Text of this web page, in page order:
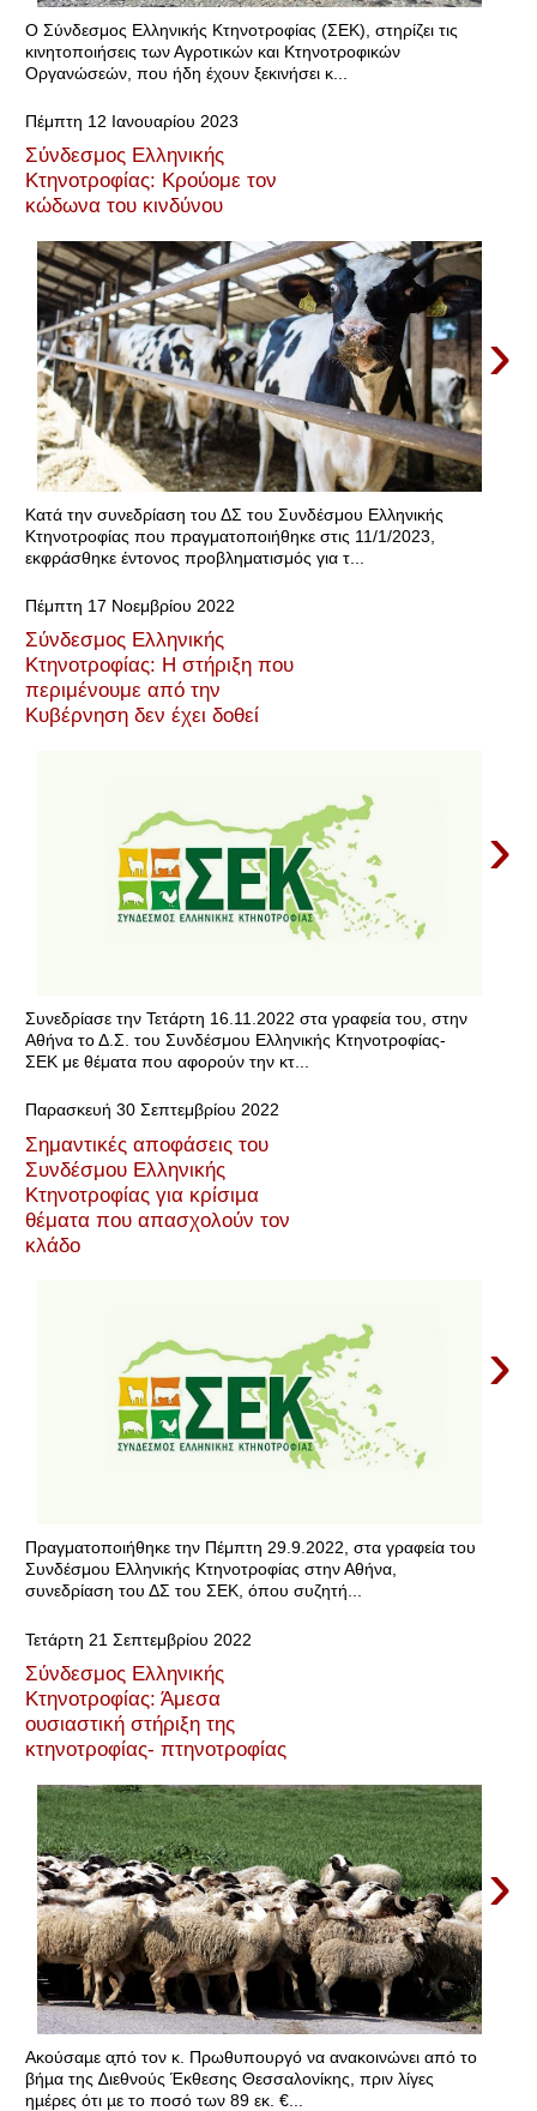
Ο Σύνδεσμος Ελληνικής Κτηνοτροφίας (ΣΕΚ), στηρίζει τις
κινητοποιήσεις των Αγροτικών και Κτηνοτροφικών
Οργανώσεών, που ήδη έχουν ξεκινήσει κ...
Πέμπτη 12 Ιανουαρίου 2023
Σύνδεσμος Ελληνικής
Κτηνοτροφίας: Κρούομε τον
κώδωνα του κινδύνου
›
Κατά την συνεδρίαση του ΔΣ του Συνδέσμου Ελληνικής
Κτηνοτροφίας που πραγματοποιήθηκε στις 11/1/2023,
εκφράσθηκε έντονος προβληματισμός για τ...
Πέμπτη 17 Νοεμβρίου 2022
Σύνδεσμος Ελληνικής
Κτηνοτροφίας: Η στήριξη που
περιμένουμε από την
Κυβέρνηση δεν έχει δοθεί
›
Συνεδρίασε την Τετάρτη 16.11.2022 στα γραφεία του, στην
Αθήνα το Δ.Σ. του Συνδέσμου Ελληνικής Κτηνοτροφίας-
ΣΕΚ με θέματα που αφορούν την κτ...
Παρασκευή 30 Σεπτεμβρίου 2022
Σημαντικές αποφάσεις του
Συνδέσμου Ελληνικής
Κτηνοτροφίας για κρίσιμα
θέματα που απασχολούν τον
κλάδο
›
Πραγματοποιήθηκε την Πέμπτη 29.9.2022, στα γραφεία του
Συνδέσμου Ελληνικής Κτηνοτροφίας στην Αθήνα,
συνεδρίαση του ΔΣ του ΣΕΚ, όπου συζητή...
Τετάρτη 21 Σεπτεμβρίου 2022
Σύνδεσμος Ελληνικής
Κτηνοτροφίας: Άμεσα
ουσιαστική στήριξη της
κτηνοτροφίας- πτηνοτροφίας
›
Ακούσαµε α̟πό τον κ. Πρωθυπουργό να ανακοινώνει από το
βήµα της ∆ιεθνούς Έκθεσης Θεσσαλονίκης, πριν λίγες
ηµέρες ότι µε το ποσό των 89 εκ. €...